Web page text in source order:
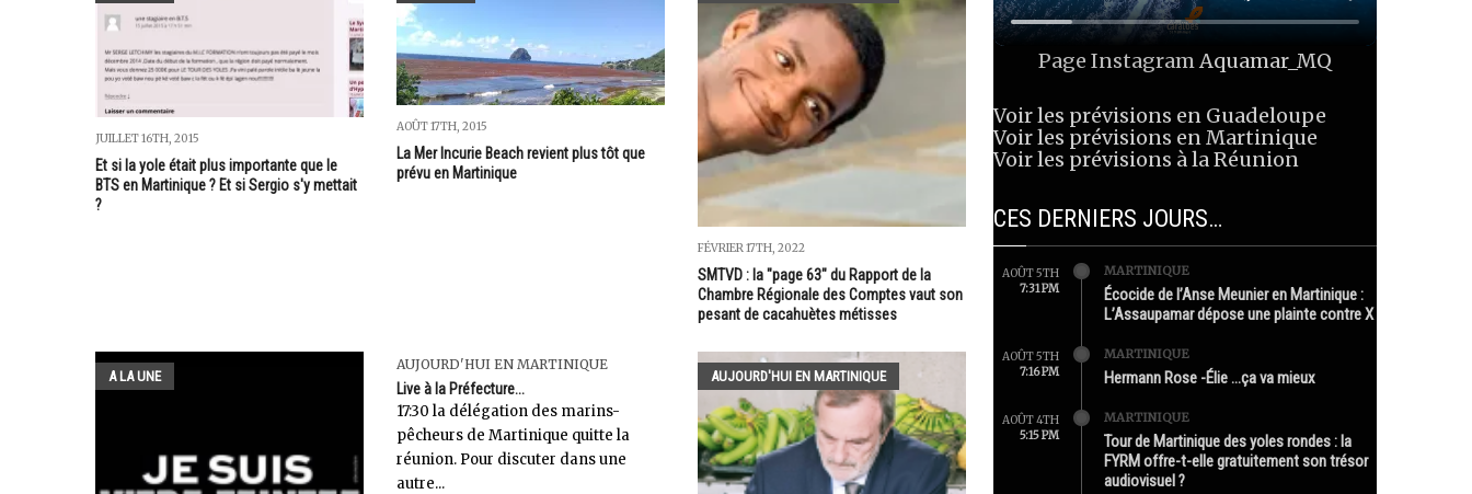
JUILLET 16TH, 2015
Et si la yole était plus importante que le
BTS en Martinique ? Et si Sergio s'y mettait
?
AOÛT 17TH, 2015
La Mer Incurie Beach revient plus tôt que
prévu en Martinique
FÉVRIER 17TH, 2022
SMTVD : la "page 63" du Rapport de la
Chambre Régionale des Comptes vaut son
pesant de cacahuètes métisses
A LA UNE
AUJOURD'HUI EN MARTINIQUE
Live à la Préfecture...
17:30 la délégation des marins-
pêcheurs de Martinique quitte la
réunion. Pour discuter dans une
autre...
AUJOURD'HUI EN MARTINIQUE
Page InstagramAquamar_MQ
Voir les prévisions en Guadeloupe
Voir les prévisions en Martinique
Voir les prévisions à la Réunion
CES DERNIERS JOURS…
AOÛT 5TH
7:31 PM
MARTINIQUE
Écocide de l’Anse Meunier en Martinique :
L’Assaupamar dépose une plainte contre X
AOÛT 5TH
7:16 PM
MARTINIQUE
Hermann Rose -Élie …ça va mieux
AOÛT 4TH
5:15 PM
MARTINIQUE
Tour de Martinique des yoles rondes : la
FYRM offre-t-elle gratuitement son trésor
audiovisuel ?